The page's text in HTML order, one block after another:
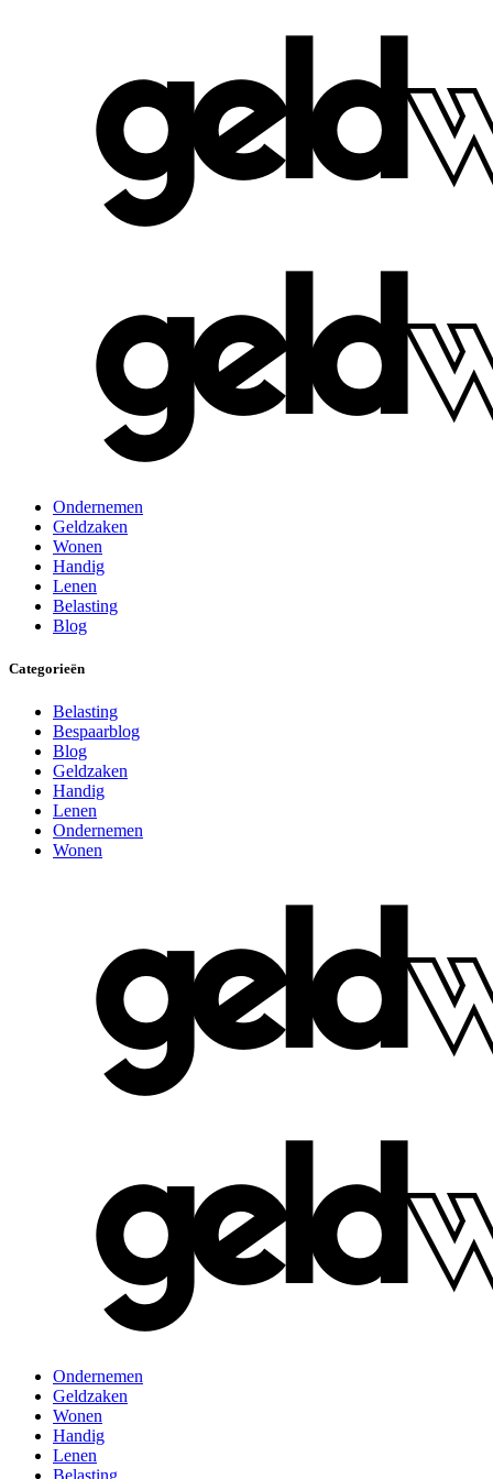
Ondernemen
Geldzaken
Wonen
Handig
Lenen
Belasting
Blog
Categorieën
Belasting
Bespaarblog
Blog
Geldzaken
Handig
Lenen
Ondernemen
Wonen
Ondernemen
Geldzaken
Wonen
Handig
Lenen